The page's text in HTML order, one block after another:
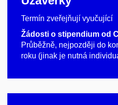
Termín zveřejňují vyučující
Žádosti o stipendium od
Průběžně, nejpozději do
roku (jinak je nutná